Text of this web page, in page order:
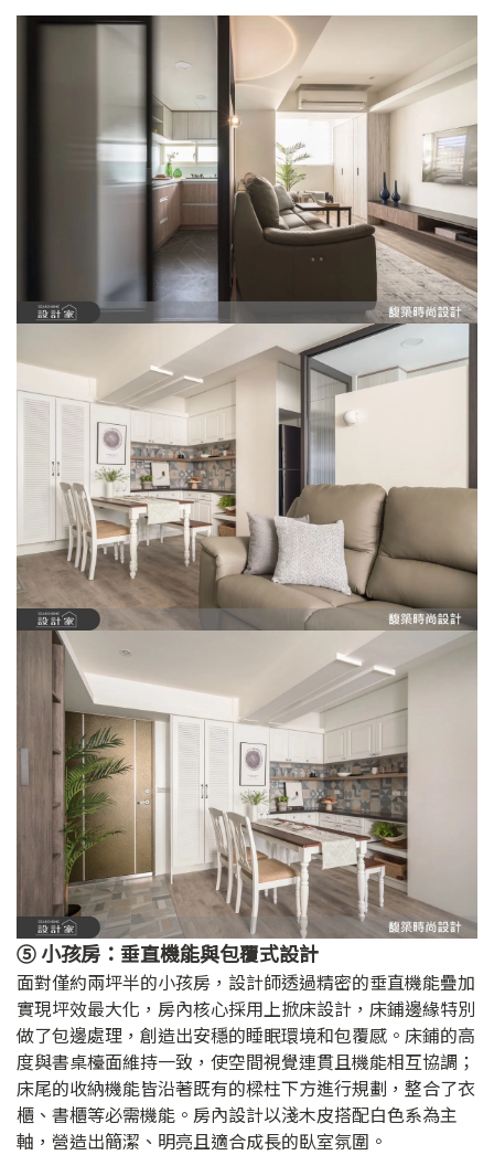
⑤ 小孩房：垂直機能與包覆式設計
面對僅約兩坪半的小孩房，設計師透過精密的垂直機能疊加
實現坪效最大化，房內核心採用上掀床設計，床鋪邊緣特別
做了包邊處理，創造出安穩的睡眠環境和包覆感。床鋪的高
度與書桌檯面維持一致，使空間視覺連貫且機能相互協調；
床尾的收納機能皆沿著既有的樑柱下方進行規劃，整合了衣
櫃、書櫃等必需機能。房內設計以淺木皮搭配白色系為主
軸，營造出簡潔、明亮且適合成長的臥室氛圍。